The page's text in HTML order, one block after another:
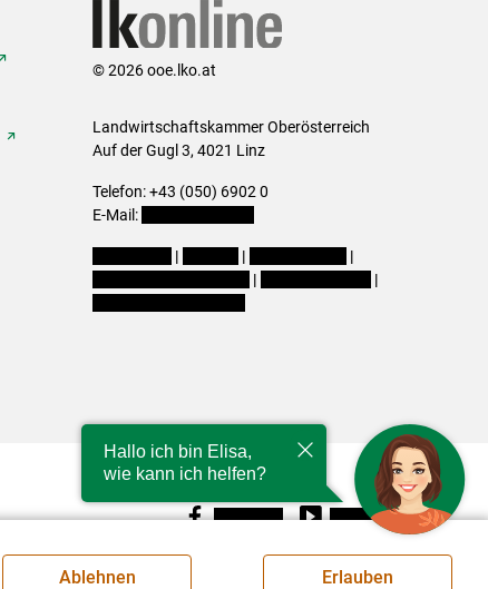
© 2026 ooe.lko.at
Landwirtschaftskammer Oberösterreich
Auf der Gugl 3, 4021 Linz
Telefon: +43 (050) 6902 0
E-Mail:
| |
|
|
|
Facebook Youtube
Ablehnen Erlauben
Hallo ich bin Elisa,
wie kann ich helfen?